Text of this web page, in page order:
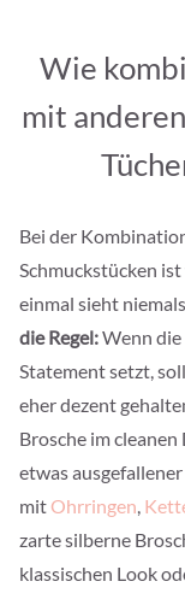
Wie
mit
Bei der
Schmuckstücken
einmal sieht
die Regel:Wenn die
Statement setzt,
eher dezent
Brosche im
etwas
mit Ohrringen,
zarte silberne
klassischen Look